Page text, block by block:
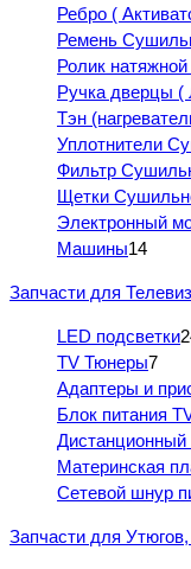
Ребро (
Ремень
Ролик
Ручка дверцы
Тэн
Уплотнители
Фильтр
Щетки
Электронный
Машины14
Запчасти для
LED подсветки
TV Тюнеры7
Адаптеры и
Блок питания
Дистанционный
Материнская
Сетевой шнур
Запчасти для